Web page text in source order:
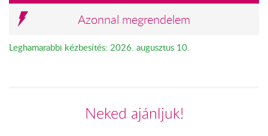
Azonnal megrendelem
Leghamarabbi kézbesítés: 2026. augusztus 10.
Neked ajánljuk!